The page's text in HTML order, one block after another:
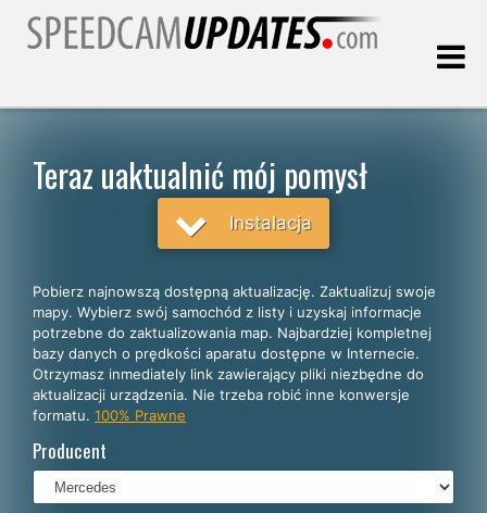
Polski
English
Español
Deutsch
Teraz uaktualnić mój pomysł
Instalacja
Pobierz najnowszą dostępną aktualizację. Zaktualizuj swoje
mapy. Wybierz swój samochód z listy i uzyskaj informacje
potrzebne do zaktualizowania map. Najbardziej kompletnej
bazy danych o prędkości aparatu dostępne w Internecie.
Otrzymasz inmediately link zawierający pliki niezbędne do
aktualizacji urządzenia. Nie trzeba robić inne konwersje
formatu. 100% Prawne
Producent